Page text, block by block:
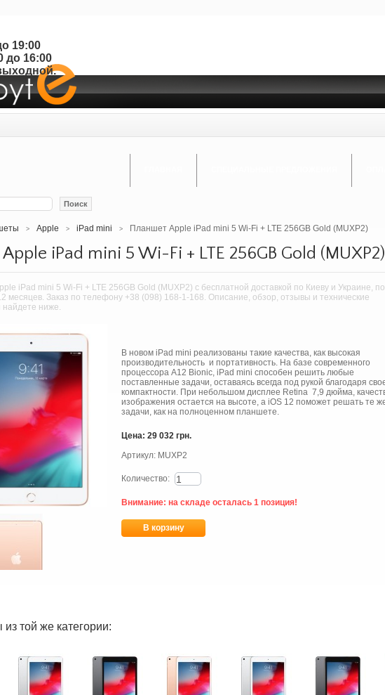
19:00
до 16:00
Поиск
> Apple > iPad mini > Планшет Apple iPad mini 5 Wi-Fi + LTE 256GB Gold (MUXP2)
iPad mini 5 Wi-Fi + LTE 256GB Gold (MUXP2)
iPad mini 5 Wi-Fi + LTE 256GB Gold (MUXP2) c бесплатной доставкой по Киеву и Украине,
месяцев. Заказ по телефону +38 (098) 168-1-168. Описание, обзор, отзывы и технические
найдете ниже.
В новом iPad mini реализованы такие качества, как высокая
производительность и портативность. На базе современного
процессора A12 Bionic, iPad mini способен решить любые
поставленные задачи, оставаясь всегда под рукой благодаря
компактности. При небольшом дисплее Retina 7,9 дюйма,
изображения остается на высоте, а iOS 12 поможет решать те
задачи, как на полноценном планшете.
Цена: 29 032 грн.
Артикул: MUXP2
Количество:
Внимание: на складе осталась 1 позиция!
В корзину
той же категории: